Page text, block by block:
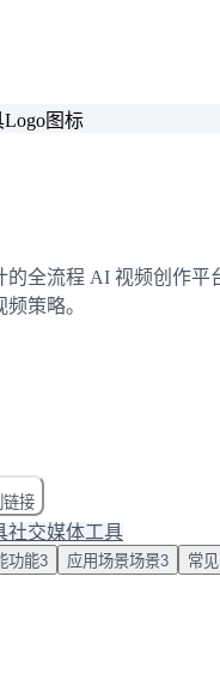
的全流程 AI 视频创作平
策略。
链接
社交媒体工具
功能3 应用场景场景3 常